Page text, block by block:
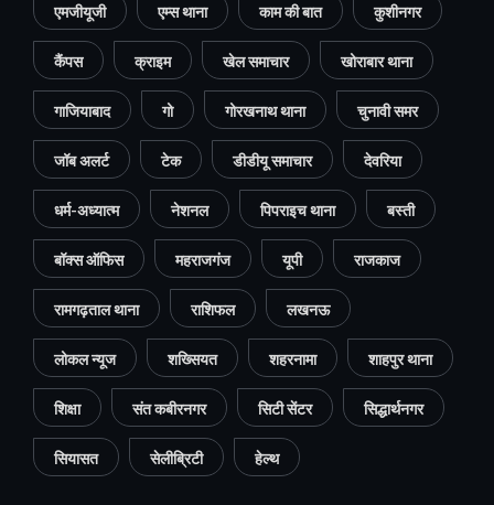
एमजीयूजी एम्स थाना काम की बात कुशीनगर
कैंपस क्राइम खेल समाचार खोराबार थाना
गाजियाबाद गो गोरखनाथ थाना चुनावी समर
जॉब अलर्ट टेक डीडीयू समाचार देवरिया
धर्म-अध्यात्म नेशनल पिपराइच थाना बस्ती
बॉक्स ऑफिस महराजगंज यूपी राजकाज
रामगढ़ताल थाना राशिफल लखनऊ
लोकल न्यूज शख्सियत शहरनामा शाहपुर थाना
शिक्षा संत कबीरनगर सिटी सेंटर सिद्धार्थनगर
सियासत सेलीब्रिटी हेल्थ